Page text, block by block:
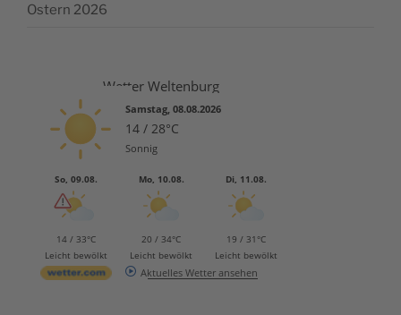
Ostern 2026
Wetter Weltenburg
Samstag, 08.08.2026
14 / 28°C
Sonnig
So, 09.08.
14 / 33°C
Leicht bewölkt
Mo, 10.08.
20 / 34°C
Leicht bewölkt
Di, 11.08.
19 / 31°C
Leicht bewölkt
Aktuelles Wetter ansehen